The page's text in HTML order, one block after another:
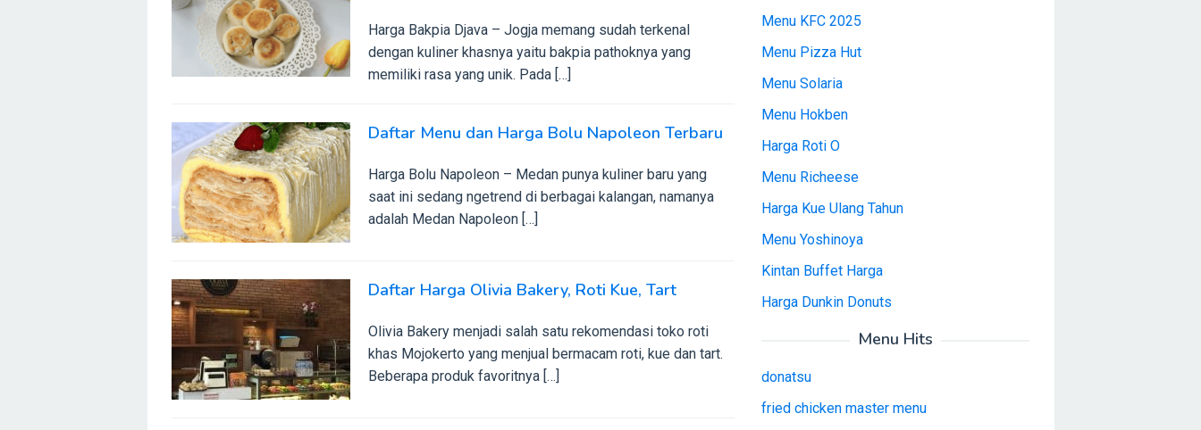
Harga Bakpia Djava – Jogja memang sudah terkenal
dengan kuliner khasnya yaitu bakpia pathoknya yang
memiliki rasa yang unik. Pada […]
Daftar Menu dan Harga Bolu Napoleon Terbaru
Harga Bolu Napoleon – Medan punya kuliner baru yang
saat ini sedang ngetrend di berbagai kalangan, namanya
adalah Medan Napoleon […]
Daftar Harga Olivia Bakery, Roti Kue, Tart
Olivia Bakery menjadi salah satu rekomendasi toko roti
khas Mojokerto yang menjual bermacam roti, kue dan tart.
Beberapa produk favoritnya […]
Menu KFC 2025
Menu Pizza Hut
Menu Solaria
Menu Hokben
Harga Roti O
Menu Richeese
Harga Kue Ulang Tahun
Menu Yoshinoya
Kintan Buffet Harga
Harga Dunkin Donuts
Menu Hits
donatsu
fried chicken master menu